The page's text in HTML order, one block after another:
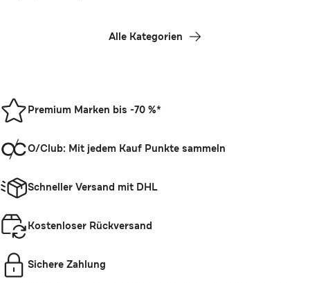
Alle Kategorien
Premium Marken bis -70 %*
O/Club: Mit jedem Kauf Punkte sammeln
Schneller Versand mit DHL
Kostenloser Rückversand
Sichere Zahlung